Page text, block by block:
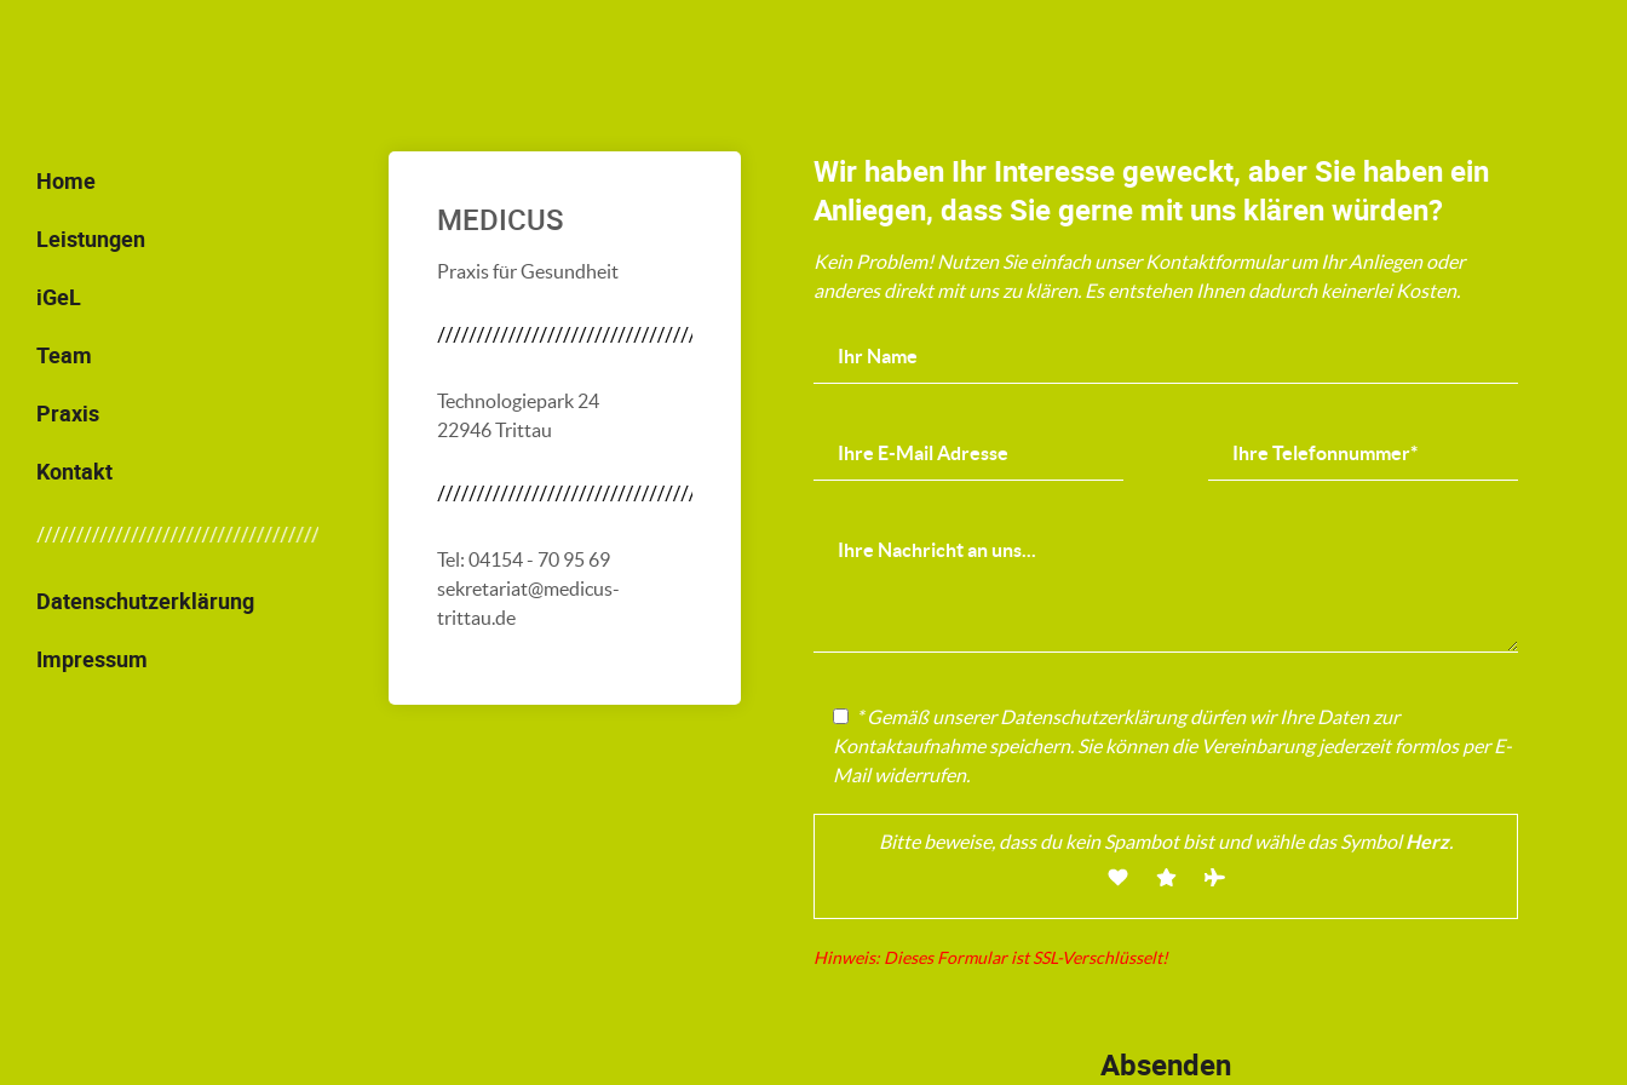
Home
Leistungen
iGeL
Team
Praxis
Kontakt
Datenschutzerklärung
Impressum
MEDICUS
Praxis für Gesundheit
Technologiepark 24
22946 Trittau
Tel: 04154 - 70 95 69
sekretariat@medicus-
trittau.de
Wir haben Ihr Interesse geweckt, aber Sie haben ein
Anliegen, dass Sie gerne mit uns klären würden?
Kein Problem! Nutzen Sie einfach unser Kontaktformular um Ihr Anliegen oder
anderes direkt mit uns zu klären. Es entstehen Ihnen dadurch keinerlei Kosten.
* Gemäß unserer Datenschutzerklärung dürfen wir Ihre Daten zur
Kontaktaufnahme speichern. Sie können die Vereinbarung jederzeit formlos per E-
Mail widerrufen.
Bitte beweise, dass du kein Spambot bist und wähle das SymbolHerz.
Hinweis: Dieses Formular ist SSL-Verschlüsselt!